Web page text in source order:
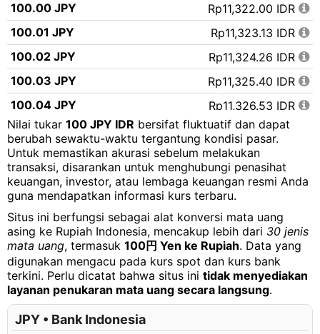
100.00 JPY
Rp11,322.00 IDR
100.01 JPY
Rp11,323.13 IDR
100.02 JPY
Rp11,324.26 IDR
100.03 JPY
Rp11,325.40 IDR
100.04 JPY
Rp11,326.53 IDR
100.05 JPY
Rp11,327.66 IDR
100.06 JPY
Rp11,328.79 IDR
100.07 JPY
Rp11,329.93 IDR
100.08 JPY
Rp11,331.06 IDR
100.09 JPY
Rp11,332.19 IDR
100.10 JPY
Rp11,333.32 IDR
100.11 JPY
Rp11,334.45 IDR
100.12 JPY
Rp11,335.59 IDR
100.13 JPY
Nilai tukar 100 JPY IDR bersifat fluktuatif dan dapat
berubah sewaktu-waktu tergantung kondisi pasar.
Untuk memastikan akurasi sebelum melakukan
transaksi, disarankan untuk menghubungi penasihat
keuangan, investor, atau lembaga keuangan resmi Anda
guna mendapatkan informasi kurs terbaru.
Situs ini berfungsi sebagai alat konversi mata uang
asing ke Rupiah Indonesia, mencakup lebih dari 30 jenis
mata uang, termasuk 100円 Yen ke Rupiah. Data yang
digunakan mengacu pada kurs spot dan kurs bank
terkini. Perlu dicatat bahwa situs ini tidak menyediakan
layanan penukaran mata uang secara langsung.
JPY • Bank Indonesia